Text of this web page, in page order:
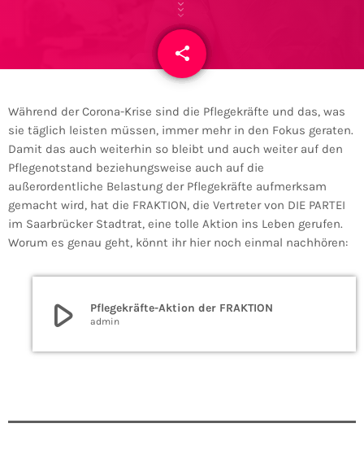
share
email
Während der Corona-Krise sind die Pflegekräfte und das, was
sie täglich leisten müssen, immer mehr in den Fokus geraten.
Damit das auch weiterhin so bleibt und auch weiter auf den
Pflegenotstand beziehungsweise auch auf die
außerordentliche Belastung der Pflegekräfte aufmerksam
gemacht wird, hat die FRAKTION, die Vertreter von DIE PARTEI
im Saarbrücker Stadtrat, eine tolle Aktion ins Leben gerufen.
Worum es genau geht, könnt ihr hier noch einmal nachhören:
play_arrow Pflegekräfte-Aktion der FRAKTION
admin